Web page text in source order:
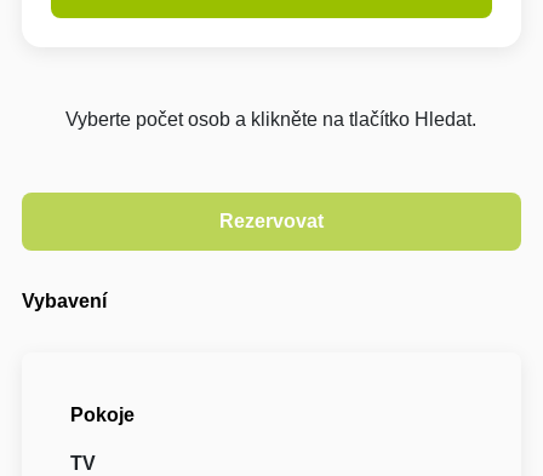
Vyberte počet osob a klikněte na tlačítko Hledat.
Vybavení
Pokoje
TV